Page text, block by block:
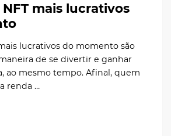
mais lucrativos
lucrativos do momento são
de se divertir e ganhar
ao mesmo tempo. Afinal, quem
renda …